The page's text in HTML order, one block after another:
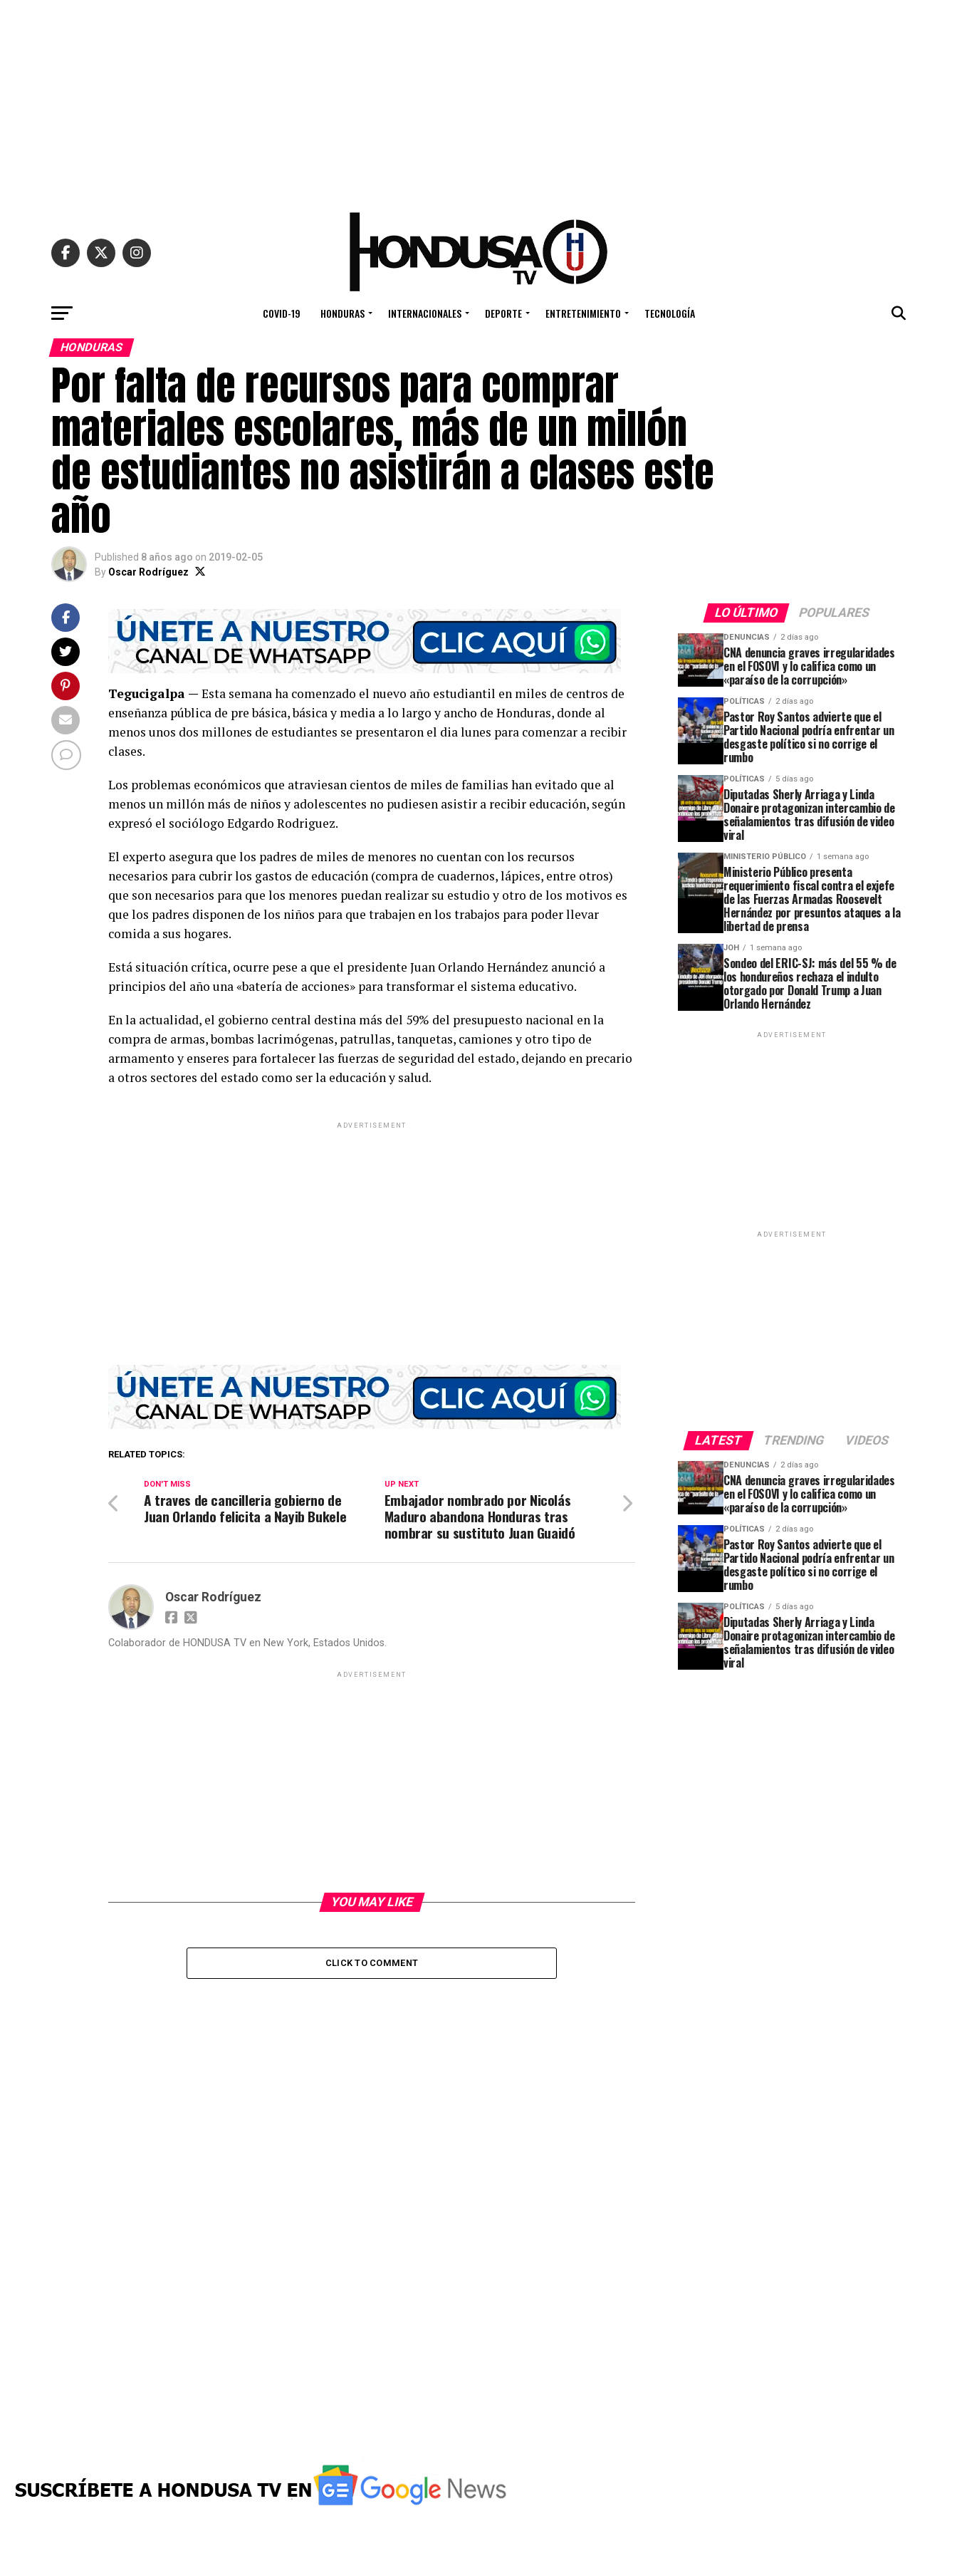
COVID-19 HONDURAS INTERNACIONALES DEPORTE ENTRETENIMIENTO TECNOLOGÍA
HONDURAS
Por falta de recursos para comprar
materiales escolares, más de un millón
de estudiantes no asistirán a clases este
año
Published 8 años ago on 2019-02-05
By Oscar Rodríguez
Tegucigalpa — Esta semana ha comenzado el nuevo año estudiantil en miles de centros de
enseñanza pública de pre básica, básica y media a lo largo y ancho de Honduras, donde al
menos unos dos millones de estudiantes se presentaron el dia lunes para comenzar a recibir
clases.
Los problemas económicos que atraviesan cientos de miles de familias han evitado que al
menos un millón más de niños y adolescentes no pudiesen asistir a recibir educación, según
expresó el sociólogo Edgardo Rodriguez.
El experto asegura que los padres de miles de menores no cuentan con los recursos
necesarios para cubrir los gastos de educación (compra de cuadernos, lápices, entre otros)
que son necesarios para que los menores puedan realizar su estudio y otro de los motivos es
que los padres disponen de los niños para que trabajen en los trabajos para poder llevar
comida a sus hogares.
Está situación crítica, ocurre pese a que el presidente Juan Orlando Hernández anunció a
principios del año una «batería de acciones» para transformar el sistema educativo.
En la actualidad, el gobierno central destina más del 59% del presupuesto nacional en la
compra de armas, bombas lacrimógenas, patrullas, tanquetas, camiones y otro tipo de
armamento y enseres para fortalecer las fuerzas de seguridad del estado, dejando en precario
a otros sectores del estado como ser la educación y salud.
ADVERTISEMENT
RELATED TOPICS:
UP NEXT
Embajador nombrado por Nicolás
Maduro abandona Honduras tras
nombrar su sustituto Juan Guaidó
DON'T MISS
A traves de cancilleria gobierno de
Juan Orlando felicita a Nayib Bukele
Oscar Rodríguez
Colaborador de HONDUSA TV en New York, Estados Unidos.
ADVERTISEMENT
YOU MAY LIKE
CLICK TO COMMENT
LO ÚLTIMO POPULARES
DENUNCIAS 2 días ago
CNA denuncia graves irregularidades
en el FOSOVI y lo califica como un
«paraíso de la corrupción»
POLÍTICAS 2 días ago
Pastor Roy Santos advierte que el
Partido Nacional podría enfrentar un
desgaste político si no corrige el
rumbo
POLÍTICAS 5 días ago
Diputadas Sherly Arriaga y Linda
Donaire protagonizan intercambio de
señalamientos tras difusión de video
viral
MINISTERIO PÚBLICO 1 semana ago
Ministerio Público presenta
requerimiento fiscal contra el exjefe
de las Fuerzas Armadas Roosevelt
Hernández por presuntos ataques a la
libertad de prensa
JOH 1 semana ago
Sondeo del ERIC-SJ: más del 55 % de
los hondureños rechaza el indulto
otorgado por Donald Trump a Juan
Orlando Hernández
ADVERTISEMENT
ADVERTISEMENT
LATEST TRENDING VIDEOS
DENUNCIAS 2 días ago
CNA denuncia graves irregularidades
en el FOSOVI y lo califica como un
«paraíso de la corrupción»
POLÍTICAS 2 días ago
Pastor Roy Santos advierte que el
Partido Nacional podría enfrentar un
desgaste político si no corrige el
rumbo
POLÍTICAS 5 días ago
Diputadas Sherly Arriaga y Linda
Donaire protagonizan intercambio de
señalamientos tras difusión de video
viral